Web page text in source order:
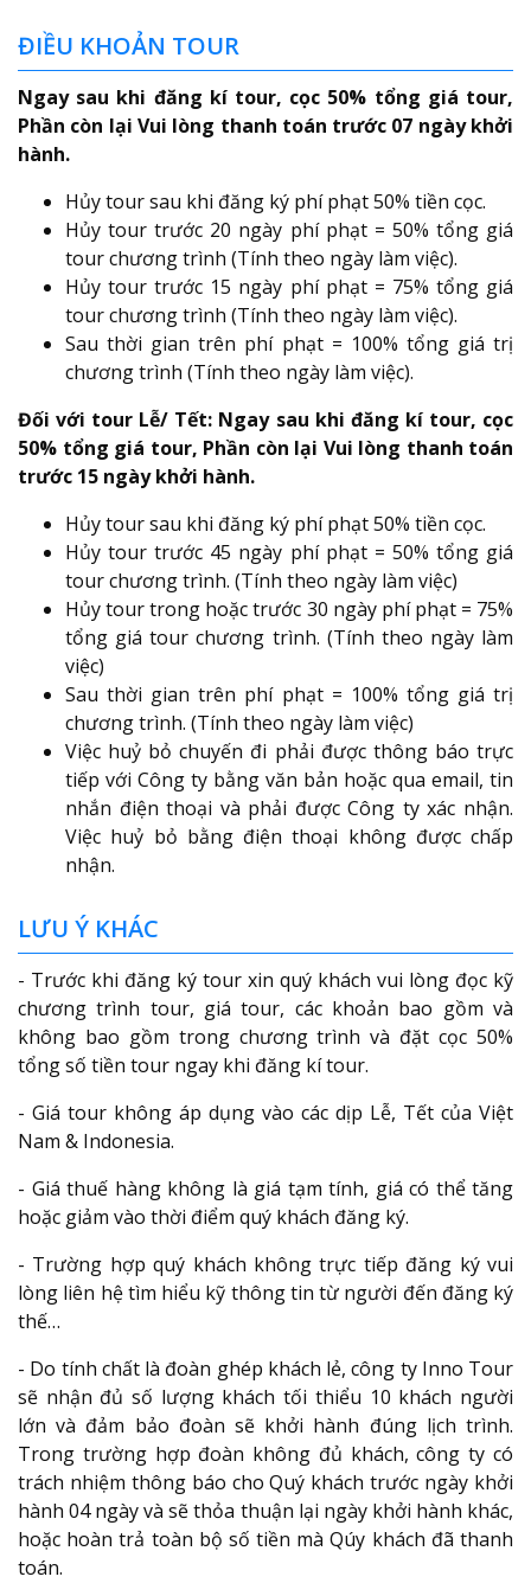
ĐIỀU KHOẢN TOUR
Ngay sau khi đăng kí tour, cọc 50% tổng giá tour,
Phần còn lại Vui lòng thanh toán trước 07 ngày khởi
hành.
Hủy tour sau khi đăng ký phí phạt 50% tiền cọc.
Hủy tour trước 20 ngày phí phạt = 50% tổng giá
tour chương trình (Tính theo ngày làm việc).
Hủy tour trước 15 ngày phí phạt = 75% tổng giá
tour chương trình (Tính theo ngày làm việc).
Sau thời gian trên phí phạt = 100% tổng giá trị
chương trình (Tính theo ngày làm việc).
Đối với tour Lễ/ Tết: Ngay sau khi đăng kí tour, cọc
50% tổng giá tour, Phần còn lại Vui lòng thanh toán
trước 15 ngày khởi hành.
Hủy tour sau khi đăng ký phí phạt 50% tiền cọc.
Hủy tour trước 45 ngày phí phạt = 50% tổng giá
tour chương trình. (Tính theo ngày làm việc)
Hủy tour trong hoặc trước 30 ngày phí phạt = 75%
tổng giá tour chương trình. (Tính theo ngày làm
việc)
Sau thời gian trên phí phạt = 100% tổng giá trị
chương trình. (Tính theo ngày làm việc)
Việc huỷ bỏ chuyến đi phải được thông báo trực
tiếp với Công ty bằng văn bản hoặc qua email, tin
nhắn điện thoại và phải được Công ty xác nhận.
Việc huỷ bỏ bằng điện thoại không được chấp
nhận.
LƯU Ý KHÁC
- Trước khi đăng ký tour xin quý khách vui lòng đọc kỹ
chương trình tour, giá tour, các khoản bao gồm và
không bao gồm trong chương trình và đặt cọc 50%
tổng số tiền tour ngay khi đăng kí tour.
- Giá tour không áp dụng vào các dịp Lễ, Tết của Việt
Nam & Indonesia.
- Giá thuế hàng không là giá tạm tính, giá có thể tăng
hoặc giảm vào thời điểm quý khách đăng ký.
- Trường hợp quý khách không trực tiếp đăng ký vui
lòng liên hệ tìm hiểu kỹ thông tin từ người đến đăng ký
thế…
- Do tính chất là đoàn ghép khách lẻ, công ty Inno Tour
sẽ nhận đủ số lượng khách tối thiểu 10 khách người
lớn và đảm bảo đoàn sẽ khởi hành đúng lịch trình.
Trong trường hợp đoàn không đủ khách, công ty có
trách nhiệm thông báo cho Quý khách trước ngày khởi
hành 04 ngày và sẽ thỏa thuận lại ngày khởi hành khác,
hoặc hoàn trả toàn bộ số tiền mà Qúy khách đã thanh
toán.